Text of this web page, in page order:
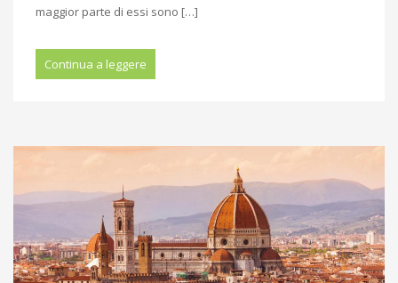
maggior parte di essi sono […]
Continua a leggere